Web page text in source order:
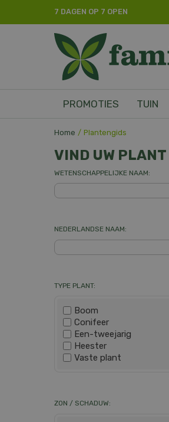
Home Plantengids
7 DAGEN OP 7 OPEN
PROMOTIES TUIN
VIND UW PLANT
WETENSCHAPPELIJKE NAAM:
NEDERLANDSE NAAM:
TYPE PLANT:
Boom
Conifeer
Een-tweejarig
Heester
Vaste plant
ZON / SCHADUW: